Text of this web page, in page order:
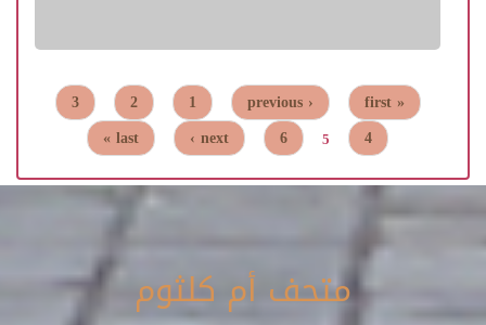
Pages
« first
‹ previous
1
2
3
4
5
6
next ›
last »
متحف أم كلثوم